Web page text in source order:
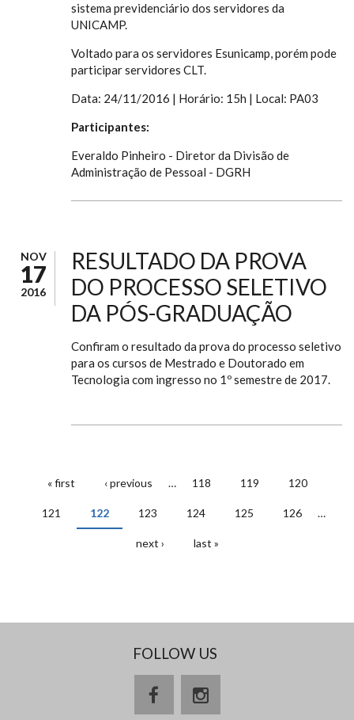
sistema previdenciário dos servidores da
UNICAMP.
Voltado para os servidores Esunicamp, porém pode
participar servidores CLT.
Data: 24/11/2016 | Horário: 15h | Local: PA03
Participantes:
Everaldo Pinheiro - Diretor da Divisão de
Administração de Pessoal - DGRH
NOV
17
2016
RESULTADO DA PROVA
DO PROCESSO SELETIVO
DA PÓS-GRADUAÇÃO
Confiram o resultado da prova do processo seletivo
para os cursos de Mestrado e Doutorado em
Tecnologia com ingresso no 1º semestre de 2017.
« first ‹ previous … 118 119 120
121 122 123 124 125 126 …
next › last »
FOLLOW US